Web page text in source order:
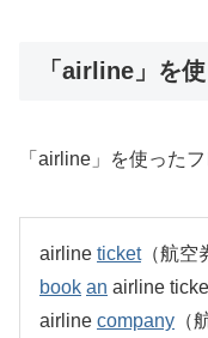
「airline」を
「airline」を使った
airline ticket（航空
book an airline
airline company （